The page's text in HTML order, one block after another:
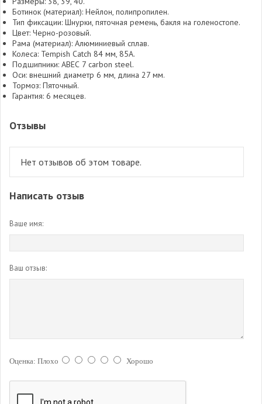
Ботинок (материал): Нейлон, полипропилен.
Тип фиксации: Шнурки, пяточная ремень, бакля на голеностопе.
Цвет: Черно-розовый.
Рама (материал): Алюминиевый сплав.
Колеса: Tempish Catch 84 мм, 85A.
Подшипники: АВЕС 7 carbon steel.
Оси: внешний диаметр 6 мм, длина 27 мм.
Тормоз: Пяточный.
Гарантия: 6 месяцев.
Отзывы
Нет отзывов об этом товаре.
Написать отзыв
Ваше имя:
Ваш отзыв:
Оценка: Плохо Хорошо